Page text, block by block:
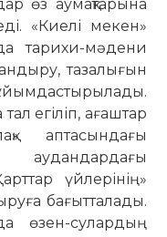
өз аумақтарына
«Киелі мекен»
тарихи-мәдени
тазалығын
егіліп, ағаштар
аптасындағы
үйлерінің»
бағытталады.
өзен-сулардың